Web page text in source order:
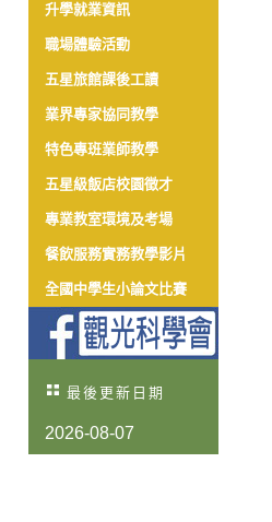
升學就業資訊
職場體驗活動
五星旅館課後工讀
業界專家協同教學
特色專班業師教學
五星級飯店校園徵才
專業教室環境及考場
餐飲服務實務教學影片
全國中學生小論文比賽
最後更新日期
2026-08-07